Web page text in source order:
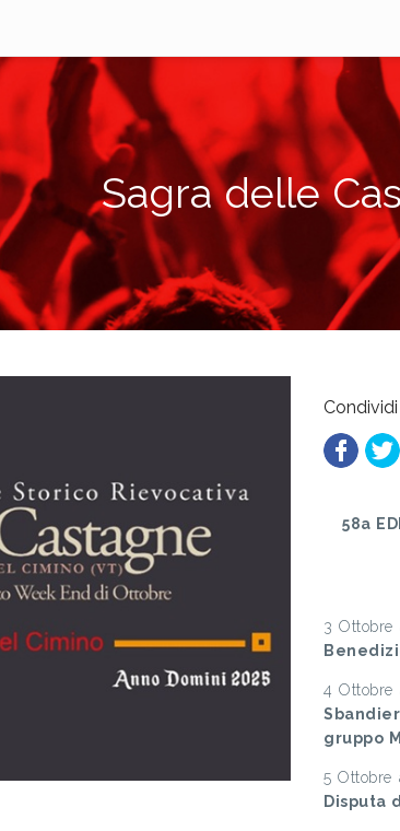
Sagra delle
Condividi
58a
3 Ottobre
4 Ottobre
gruppo
5 Ottobre
Disputa